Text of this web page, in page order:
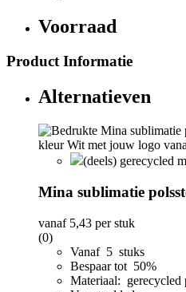
Voorraad
Product Informatie
Alternatieven
(deels) gerecycled
Mina sublimatie
vanaf 5,43 per stuk
(0)
Vanaf 5 stuks
Bespaar tot 50%
Materiaal: gerecycled